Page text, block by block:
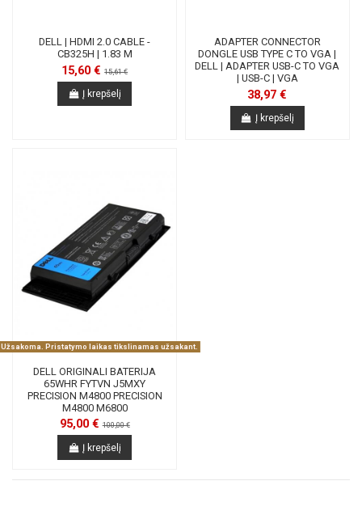
DELL | HDMI 2.0 CABLE -
CB325H | 1.83 M
15,60 €15,61 €
Į krepšelį
ADAPTER CONNECTOR
DONGLE USB TYPE C TO VGA |
DELL | ADAPTER USB-C TO VGA
| USB-C | VGA
38,97 €
Į krepšelį
Pristatymo laikas tikslinamas užsakant.
DELL ORIGINALI BATERIJA
65WHR FYTVN J5MXY
PRECISION M4800 PRECISION
M4800 M6800
95,00 €100,00 €
Į krepšelį